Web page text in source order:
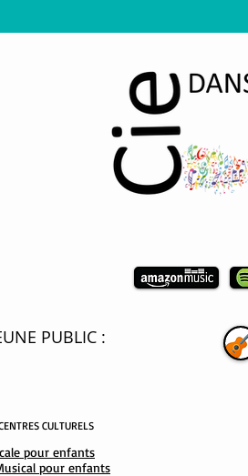
PUBLIC :
CULTURELS
pour enfants
pour enfants